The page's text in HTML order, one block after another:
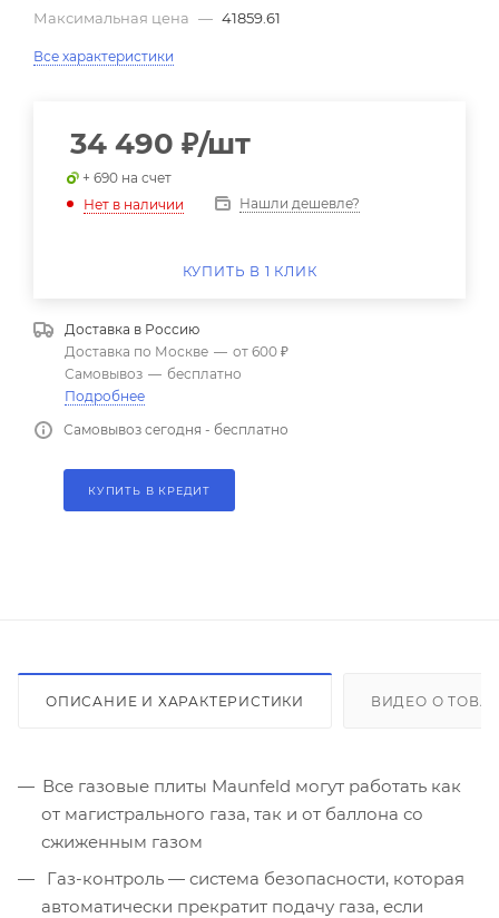
Максимальная цена — 41859.61
Все характеристики
34 490 ₽/шт
+ 690 на счет
Нет в наличии
Нашли дешевле?
КУПИТЬ В 1 КЛИК
Доставка в Россию
Доставка по Москве — от 600 ₽
Самовывоз — бесплатно
Подробнее
Самовывоз сегодня - бесплатно
КУПИТЬ В КРЕДИТ
ОПИСАНИЕ И ХАРАКТЕРИСТИКИ ВИДЕО О
Все газовые плиты Maunfeld могут работать как
от магистрального газа, так и от баллона со
сжиженным газом
Газ-контроль — система безопасности, которая
автоматически прекратит подачу газа, если